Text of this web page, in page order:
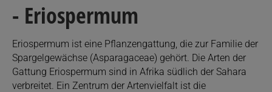
- Eriospermum
Eriospermum ist eine Pflanzengattung, die zur Familie der
Spargelgewächse (Asparagaceae) gehört. Die Arten der
Gattung Eriospermum sind in Afrika südlich der Sahara
verbreitet. Ein Zentrum der Artenvielfalt ist die